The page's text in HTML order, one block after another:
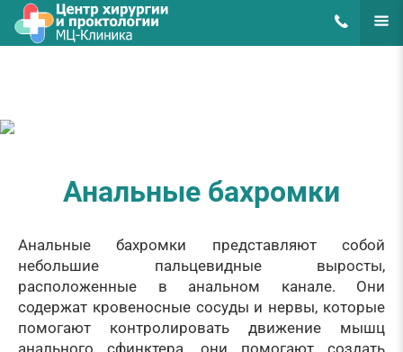
8(495)648-
ЕЩЁ
Анальные бахромки
Анальные бахромки представляют собой
небольшие пальцевидные выросты,
расположенные в анальном канале. Они
содержат кровеносные сосуды и нервы, которые
помогают контролировать движение мышц
анального сфинктера, они помогают создать